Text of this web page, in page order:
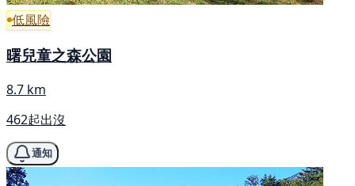
低風險
曙兒童之森公園
8.7 km
462起出沒
通知